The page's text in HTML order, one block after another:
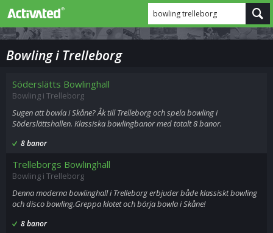
bowling trelleborg
Bowling i Trelleborg
Söderslätts Bowlinghall
Bowling i Trelleborg
Sugen att bowla i Skåne? Åk till Trelleborg och spela bowling i
Söderslättshallen. Klassiska bowlingbanor med totalt 8 banor.
8 banor
Trelleborgs Bowlinghall
Bowling i Trelleborg
Denna moderna bowlinghall i Trelleborg erbjuder både klassiskt bowling
och disco bowling.Greppa klotet och börja bowla i Skåne!
8 banor